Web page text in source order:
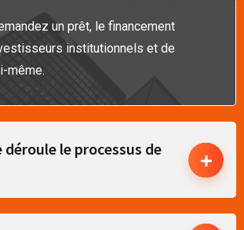
un prêt, le financement
institutionnels et de
même.
le processus de